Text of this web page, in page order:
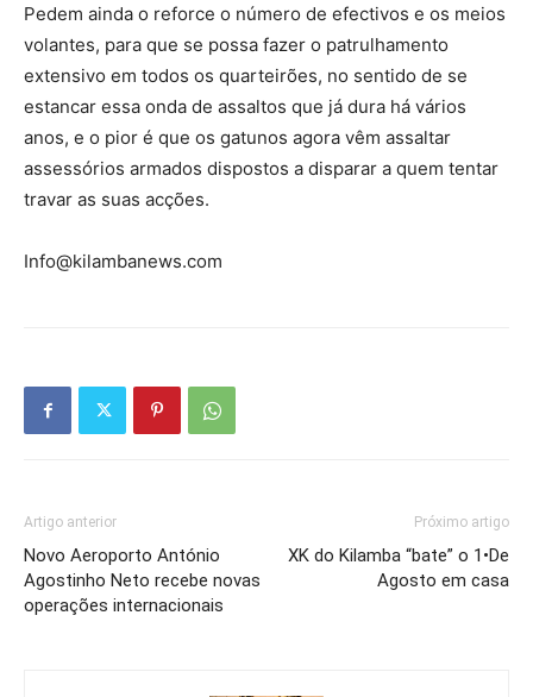
Pedem ainda o reforce o número de efectivos e os meios
volantes, para que se possa fazer o patrulhamento
extensivo em todos os quarteirões, no sentido de se
estancar essa onda de assaltos que já dura há vários
anos, e o pior é que os gatunos agora vêm assaltar
assessórios armados dispostos a disparar a quem tentar
travar as suas acções.
Info@kilambanews.com
Artigo anterior
Novo Aeroporto António
Agostinho Neto recebe novas
operações internacionais
Próximo artigo
XK do Kilamba “bate” o 1•De
Agosto em casa